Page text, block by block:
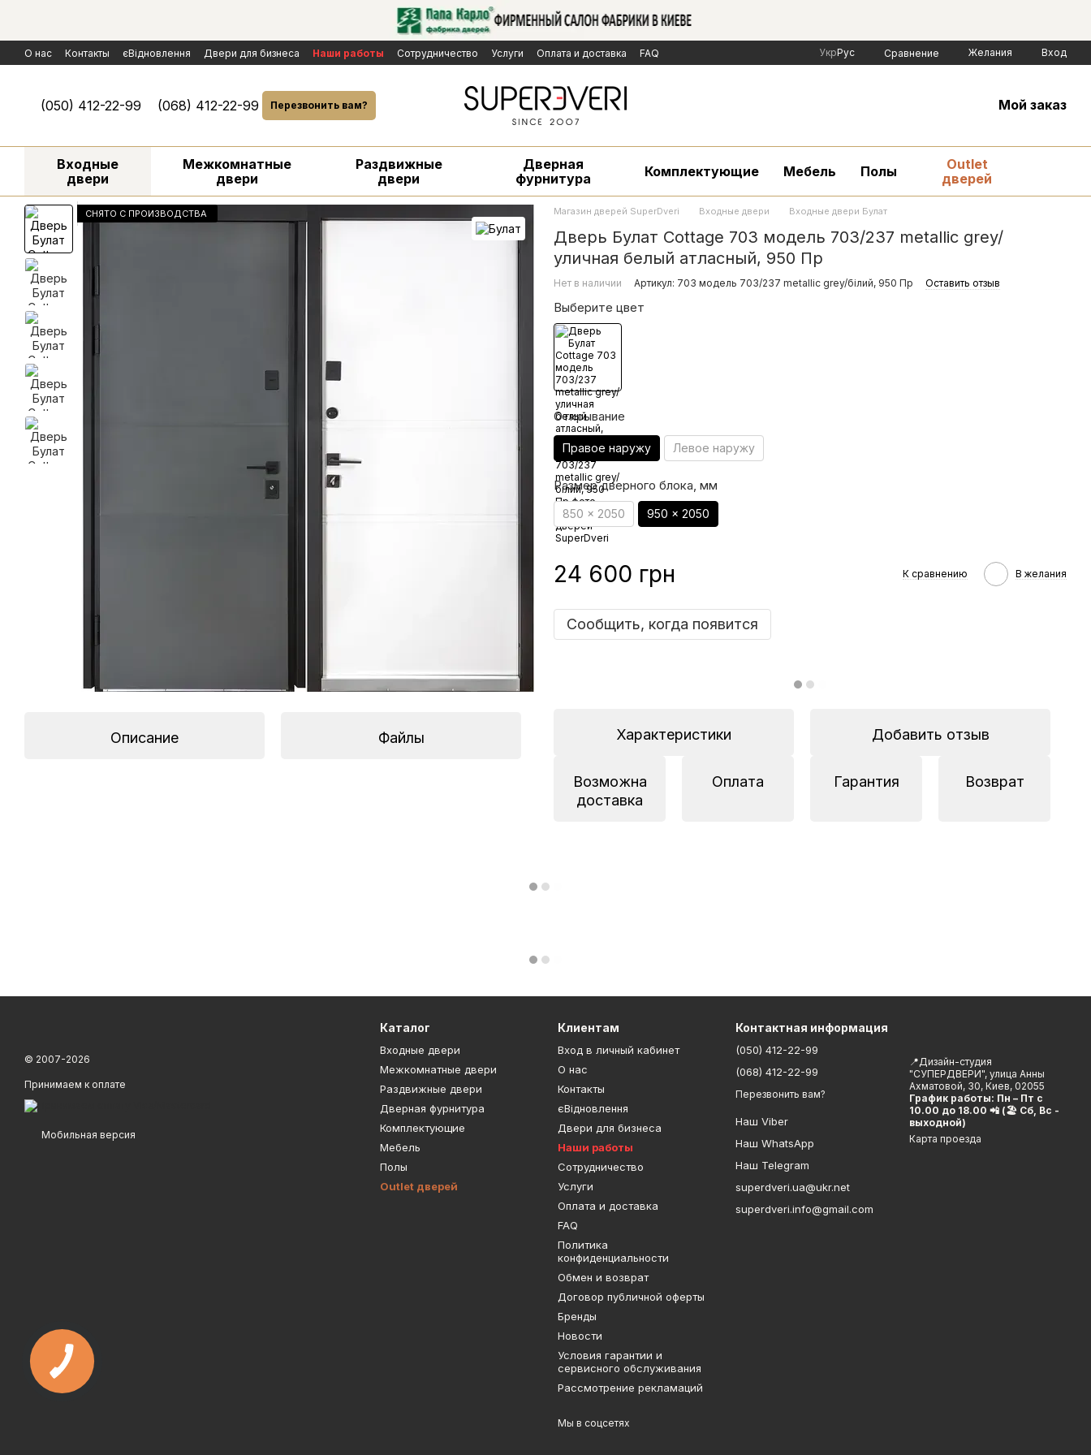
О нас Контакты єВідновлення Двери для бизнеса Наши работы Сотрудничество Услуги Оплата и доставка
FAQ
Политика конфиденциальности
Обмен и возврат Договор публичной оферты Бренды
Новости
УкрРус Сравнение Желания Вход
(050) 412-22-99 (068) 412-22-99 Перезвонить вам? Мой заказ
Входные
двери
Межкомнатные
двери
Раздвижные
двери
Дверная
фурнитура
Комплектующие Мебель Полы
Outlet
дверей
CНЯТО С ПРОИЗВОДСТВА
Описание Файлы
Магазин дверей SuperDveri Входные двери Входные двери Булат
Дверь Булат Cottage 703 модель 703/237 metallic grey/
уличная белый атласный, 950 Пр
Нет в наличии Артикул: 703 модель 703/237 metallic grey/білий, 950 Пр Оставить отзыв
Выберите цвет
Открывание
Правое наружу Левое наружу
Размер дверного блока, мм
850 x 2050 950 x 2050
24 600 грн К сравнению В желания
Сообщить, когда появится
Характеристики Добавить отзыв
Возможна
доставка
Оплата Гарантия Возврат
© 2007-2026
Принимаем к оплате
Мобильная версия
Каталог
Входные двери
Межкомнатные двери
Раздвижные двери
Дверная фурнитура
Комплектующие
Мебель
Полы
Outlet дверей
Клиентам
Вход в личный кабинет
О нас
Контакты
єВідновлення
Двери для бизнеса
Наши работы
Сотрудничество
Услуги
Оплата и доставка
FAQ
Политика
конфиденциальности
Обмен и возврат
Договор публичной оферты
Бренды
Новости
Условия гарантии и
сервисного обслуживания
Рассмотрение рекламаций
Мы в соцсетях
Контактная информация
(050) 412-22-99
(068) 412-22-99
Перезвонить вам?
Наш Viber
Наш WhatsApp
Наш Telegram
superdveri.ua@ukr.net
superdveri.info@gmail.com
📍Дизайн-студия
"СУПЕРДВЕРИ", улица Анны
Ахматовой, 30, Киев, 02055
График работы: Пн – Пт с
10.00 до 18.00 📲 (🏖 Сб, Вс -
выходной)
Карта проезда